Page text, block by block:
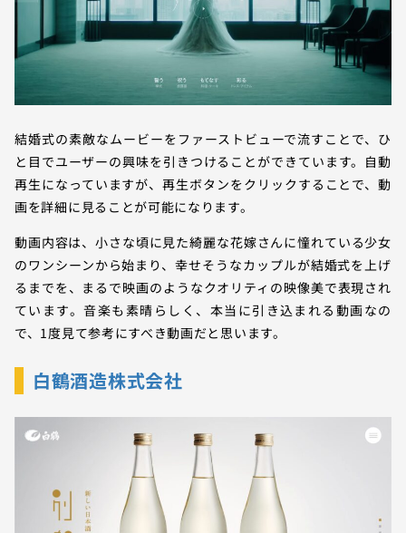
結婚式の素敵なムービーをファーストビューで流すことで、ひ
と目でユーザーの興味を引きつけることができています。自動
再生になっていますが、再生ボタンをクリックすることで、動
画を詳細に見ることが可能になります。
動画内容は、小さな頃に見た綺麗な花嫁さんに憧れている少女
のワンシーンから始まり、幸せそうなカップルが結婚式を上げ
るまでを、まるで映画のようなクオリティの映像美で表現され
ています。音楽も素晴らしく、本当に引き込まれる動画なの
で、1度見て参考にすべき動画だと思います。
白鶴酒造株式会社